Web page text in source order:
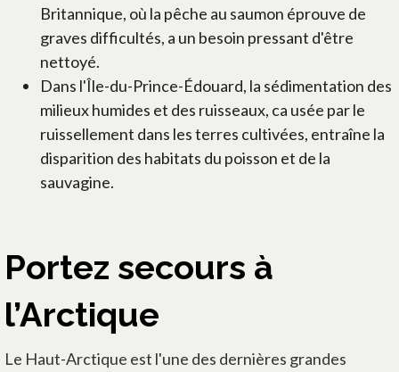
Britannique, où la pêche au saumon éprouve de
graves difficultés, a un besoin pressant d'être
nettoyé.
Dans l'Île-du-Prince-Édouard, la sédimentation des
milieux humides et des ruisseaux, ca usée par le
ruissellement dans les terres cultivées, entraîne la
disparition des habitats du poisson et de la
sauvagine.
Portez secours à
l’Arctique
Le Haut-Arctique est l'une des dernières grandes